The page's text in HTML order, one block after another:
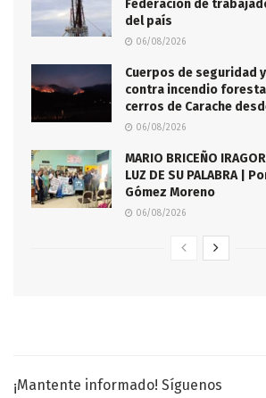
Federación de
del país
06/08/2026
Cuerpos de seguridad
contra incendio
cerros de Carache
06/08/2026
MARIO BRICEÑO
LUZ DE SU PALABRA |
Gómez Moreno
06/08/2026
¡Mantente informado! Síguenos